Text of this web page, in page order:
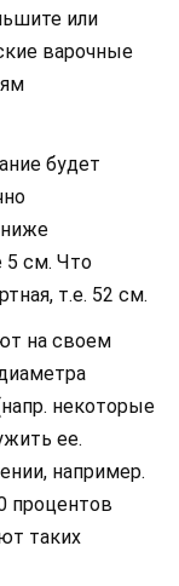
или
варочные
будет
5 см. Что
т.е. 52 см.
на своем
некоторые
ее.
например.
процентов
таких